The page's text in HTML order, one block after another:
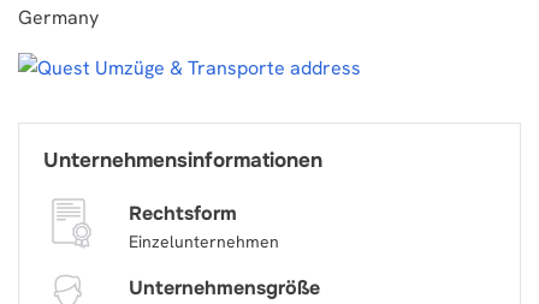
Germany
Unternehmensinformationen
Rechtsform
Einzelunternehmen
Unternehmensgröße